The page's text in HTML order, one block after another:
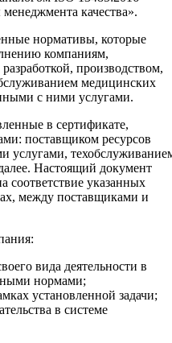
качества».
нормативы, которые
компаниям,
производством,
медицинских
с ними услугами.
в сертификате,
поставщиком ресурсов
услугами,
Настоящий документ
соответствие указанных
между поставщиками и
вида деятельности в
нормами;
установленной задачи;
в системе